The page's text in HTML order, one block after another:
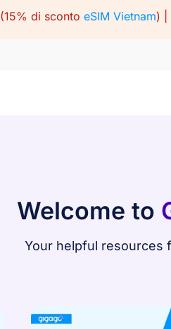
(15% di sconto eSIM Vietnam) |
Welcome to
Your helpful resources